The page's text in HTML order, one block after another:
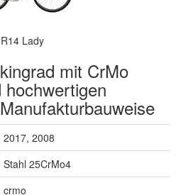
R14 Lady
mit CrMo
2017, 2008
Stahl 25CrMo4
crmo